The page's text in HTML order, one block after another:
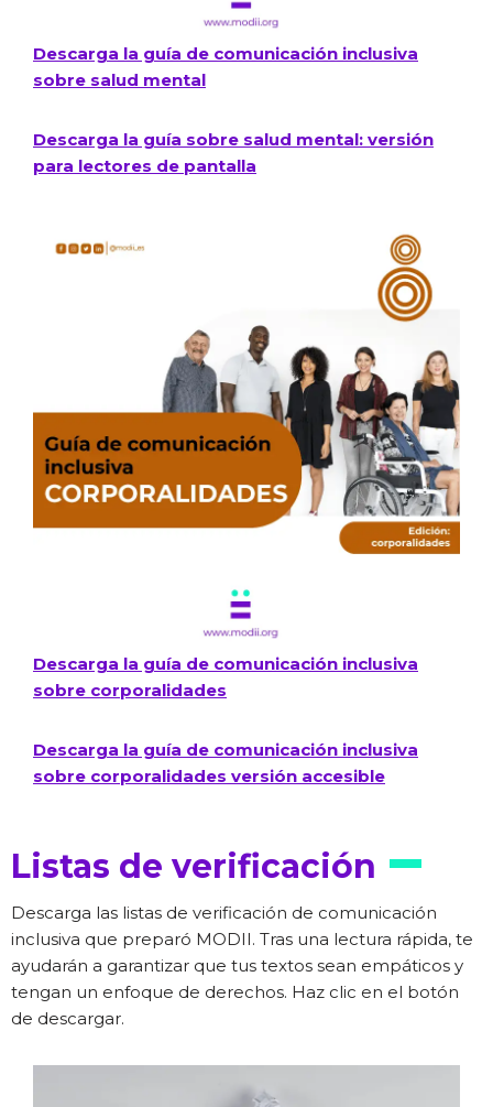
Descarga la guía de comunicación inclusiva
sobre salud mental
Descarga la guía sobre salud mental: versión
para lectores de pantalla
Descarga la guía de comunicación inclusiva
sobre corporalidades
Descarga la guía de comunicación inclusiva
sobre corporalidades versión accesible
Listas de verificación
Descarga las listas de verificación de comunicación
inclusiva que preparó MODII. Tras una lectura rápida, te
ayudarán a garantizar que tus textos sean empáticos y
tengan un enfoque de derechos. Haz clic en el botón
de descargar.